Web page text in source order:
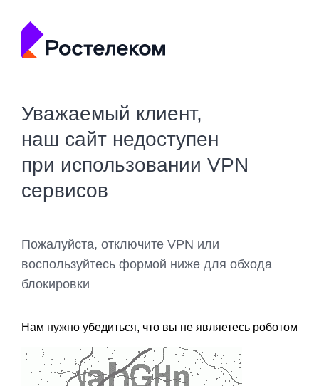
Уважаемый клиент,
наш сайт недоступен
при использовании VPN
сервисов
Пожалуйста, отключите VPN или
воспользуйтесь формой ниже для обхода
блокировки
Нам нужно убедиться, что вы не являетесь роботом